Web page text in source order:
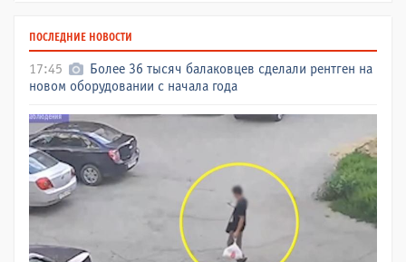
ПОСЛЕДНИЕ НОВОСТИ
17:45
Более 36 тысяч балаковцев сделали рентген на
новом оборудовании с начала года